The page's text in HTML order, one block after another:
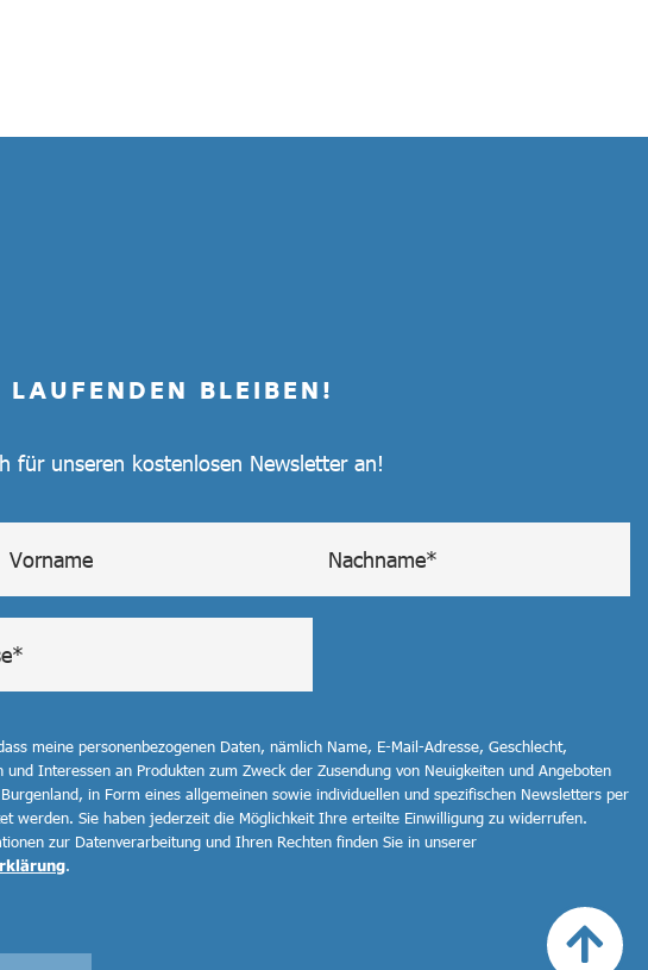
BLEIBEN!
für unseren kostenlosen Newsletter an!
meine personenbezogenen Daten, nämlich Name, E-Mail-Adresse, Geschlecht,
und Interessen an Produkten zum Zweck der Zusendung von Neuigkeiten und Angeboten
in Form eines allgemeinen sowie individuellen und spezifischen Newsletters per
werden. Sie haben jederzeit die Möglichkeit Ihre erteilte Einwilligung zu widerrufen.
zur Datenverarbeitung und Ihren Rechten finden Sie in unserer
.